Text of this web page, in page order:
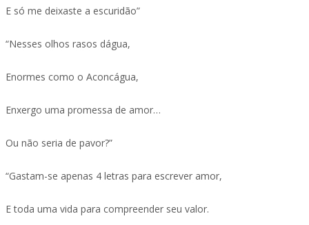
E só me deixaste a escuridão”
“Nesses olhos rasos dágua,
Enormes como o Aconcágua,
Enxergo uma promessa de amor…
Ou não seria de pavor?”
“Gastam-se apenas 4 letras para escrever amor,
E toda uma vida para compreender seu valor.